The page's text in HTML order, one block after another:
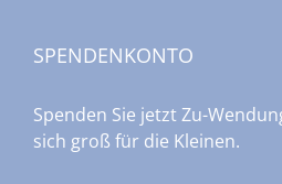
SPENDENKONTO
Spenden Sie jetzt Zu-
sich groß für die Kleinen.